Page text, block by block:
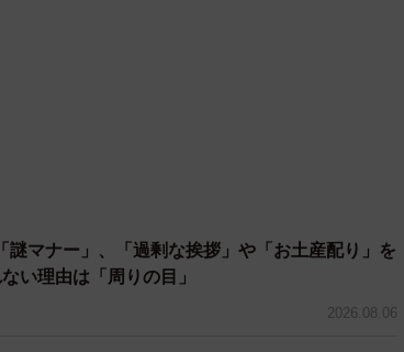
謎マナー」、「過剰な挨拶」や「お土産配り」を
い理由は「周りの目」
2026.08.06